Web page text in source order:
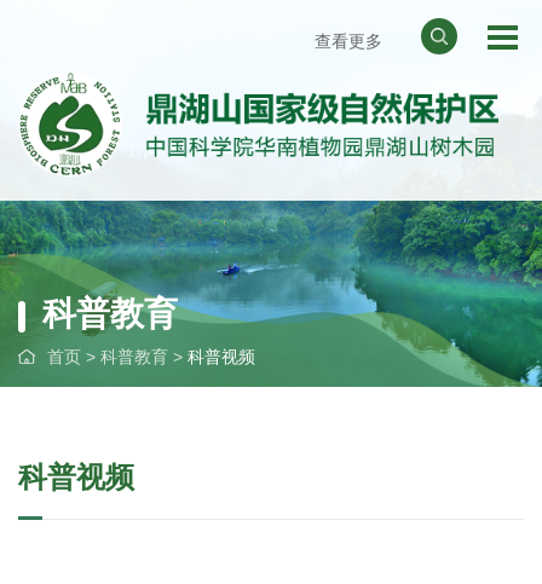
查看更多
天气预报
华南植物园
科普教育
首页 > 科普教育 > 科普视频
科普视频